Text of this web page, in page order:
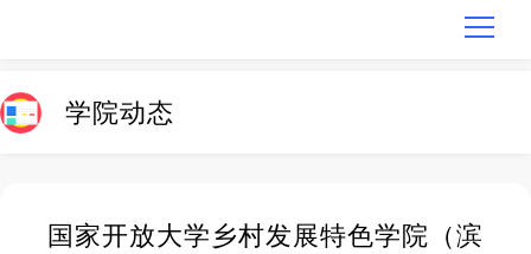
学院动态
国家开放大学乡村发展特色学院（滨